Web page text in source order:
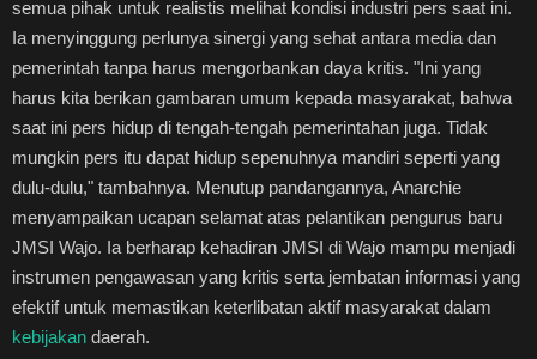
semua pihak untuk realistis melihat kondisi industri pers saat ini.
Ia menyinggung perlunya sinergi yang sehat antara media dan
pemerintah tanpa harus mengorbankan daya kritis. "Ini yang
harus kita berikan gambaran umum kepada masyarakat, bahwa
saat ini pers hidup di tengah-tengah pemerintahan juga. Tidak
mungkin pers itu dapat hidup sepenuhnya mandiri seperti yang
dulu-dulu," tambahnya. Menutup pandangannya, Anarchie
menyampaikan ucapan selamat atas pelantikan pengurus baru
JMSI Wajo. Ia berharap kehadiran JMSI di Wajo mampu menjadi
instrumen pengawasan yang kritis serta jembatan informasi yang
efektif untuk memastikan keterlibatan aktif masyarakat dalam
kebijakan daerah.